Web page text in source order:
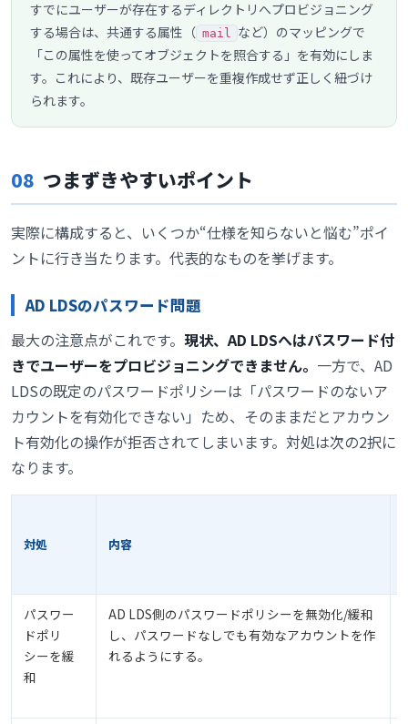
すでにユーザーが存在するディレクトリへプロビジョニング
する場合は、共通する属性（ mail など）のマッピングで
「この属性を使ってオブジェクトを照合する」を有効にしま
す。これにより、既存ユーザーを重複作成せず正しく紐づけ
られます。
08 つまずきやすいポイント
実際に構成すると、いくつか“仕様を知らないと悩む”ポイ
ントに行き当たります。代表的なものを挙げます。
AD LDSのパスワード問題
最大の注意点がこれです。 現状、AD LDSへはパスワード付
きでユーザーをプロビジョニングできません。 一方で、AD
LDSの既定のパスワードポリシーは「パスワードのないア
カウントを有効化できない」ため、そのままだとアカウン
ト有効化の操作が拒否されてしまいます。対処は次の2択に
なります。
対処 内容
パスワー
ドポリ
シーを緩
和
AD LDS側のパスワードポリシーを無効化/緩和
し、パスワードなしでも有効なアカウントを作
れるようにする。